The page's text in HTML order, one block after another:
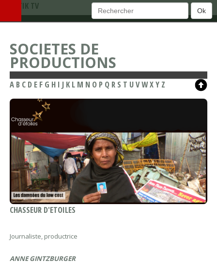
TEMATIK TV
SOCIETES DE
PRODUCTIONS
A B C D E F G H I J K L M N O P Q R S T UVWXY Z
CHASSEUR D'ETOILES
Journaliste, productrice
ANNE GINTZBURGER
Ok